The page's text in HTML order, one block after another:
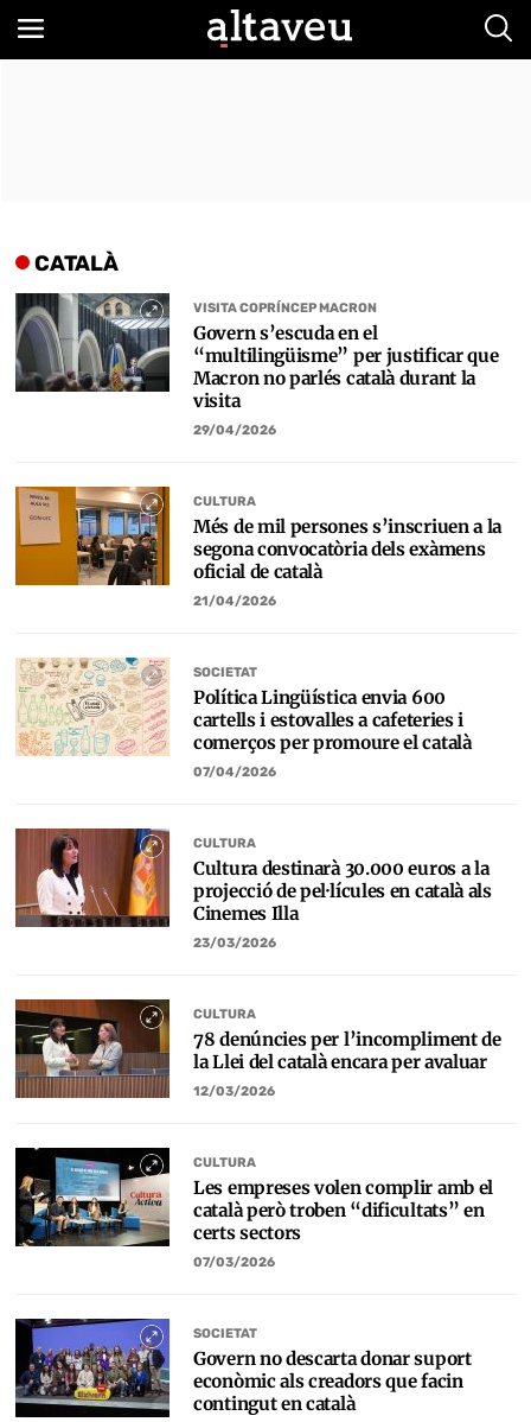
CATALÀ
VISITA COPRÍNCEP MACRON
Govern s’escuda en el
“multilingüisme” per justificar que
Macron no parlés català durant la
visita
29/04/2026
CULTURA
Més de mil persones s’inscriuen a la
segona convocatòria dels exàmens
oficial de català
21/04/2026
SOCIETAT
Política Lingüística envia 600
cartells i estovalles a cafeteries i
comerços per promoure el català
07/04/2026
CULTURA
Cultura destinarà 30.000 euros a la
projecció de pel·lícules en català als
Cinemes Illa
23/03/2026
CULTURA
78 denúncies per l’incompliment de
la Llei del català encara per avaluar
12/03/2026
CULTURA
Les empreses volen complir amb el
català però troben “dificultats” en
certs sectors
07/03/2026
SOCIETAT
Govern no descarta donar suport
econòmic als creadors que facin
contingut en català